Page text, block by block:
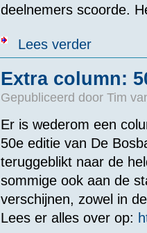
deelnemers scoorde.
Lees verderover 50X de
Extra column:
Gepubliceerd door Tim
Er is wederom een
50e editie van De
teruggeblikt naar de
sommige ook aan de
verschijnen, zowel in
Lees er alles over op: